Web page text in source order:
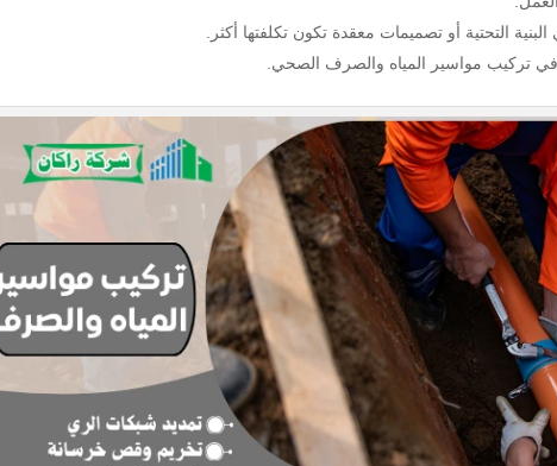
التحتية أو تصميمات معقدة تكون تكلفتها أكثر.
في تركيب مواسير المياه والصرف الصحي.